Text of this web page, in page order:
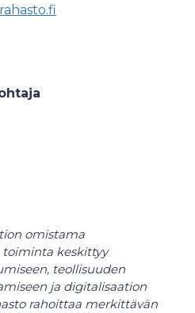
omistama
toiminta keskittyy
teollisuuden
ja digitalisaation
rahoittaa merkittävän